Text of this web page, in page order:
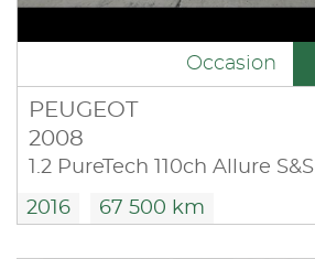
Occasion
PEUGEOT
2008
1.2 PureTech 110ch Allure S&S
2016 67 500 km